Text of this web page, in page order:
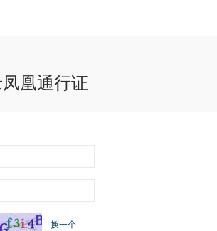
凰通行证
换一个